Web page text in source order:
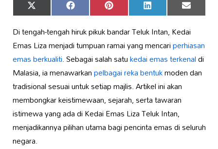
Share
on
X
(Twitter)
Share
on
Facebook Share
on
Pinterest Share
on
LinkedIn Share
on
Email
Di tengah-tengah hiruk pikuk bandar Teluk Intan, Kedai
Emas Liza menjadi tumpuan ramai yang mencariperhiasan
emas berkualiti. Sebagai salah satukedai emas terkenaldi
Malasia, ia menawarkanpelbagai reka bentukmoden dan
tradisional sesuai untuk setiap majlis. Artikel ini akan
membongkar keistimewaan, sejarah, serta tawaran
istimewa yang ada di Kedai Emas Liza Teluk Intan,
menjadikannya pilihan utama bagi pencinta emas di seluruh
negara.